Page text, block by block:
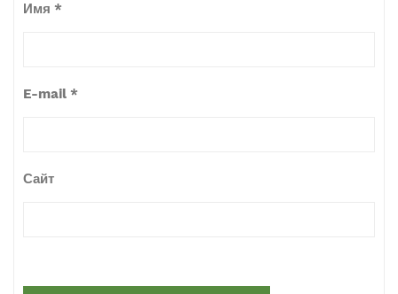
Имя *
E-mail *
Сайт